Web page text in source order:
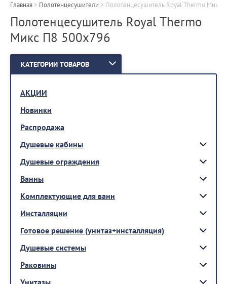
Главная > Полотенцесушители > Полотенцесушитель Royal Thermo Микс
Полотенцесушитель Royal Thermo
Микс П8 500х796
КАТЕГОРИИ ТОВАРОВ
АКЦИИ
Новинки
Распродажа
Душевые кабины
Душевые ограждения
Ванны
Комплектующие для ванн
Инсталляции
Готовое решение (унитаз+инсталляция)
Душевые системы
Раковины
Унитазы